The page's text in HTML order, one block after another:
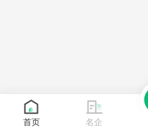
首页 名企